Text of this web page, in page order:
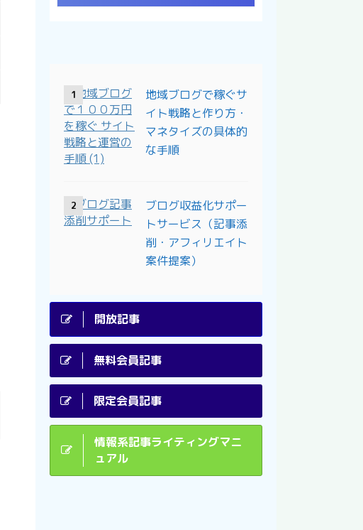
1
地域ブログで稼ぐサ
イト戦略と作り方・
マネタイズの具体的
な手順
2
ブログ収益化サポー
トサービス（記事添
削・アフィリエイト
案件提案）
開放記事
無料会員記事
限定会員記事
情報系記事ライティングマニ
ュアル